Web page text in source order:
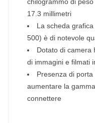
17.3 millimetri
La scheda
500) è di notevole
Dotato di camera
di immagini e filmati
Presenza di
aumentare la
connettere